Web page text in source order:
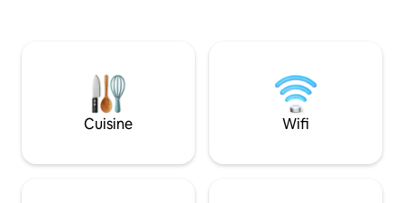
Cuisine Wifi